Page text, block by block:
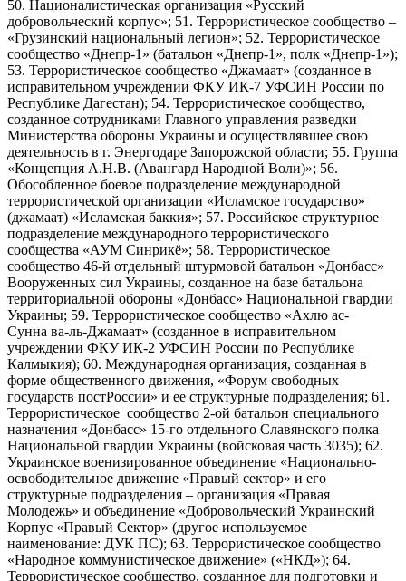
50. Националистическая организация «Русский
добровольческий корпус»; 51. Террористическое сообщество –
«Грузинский национальный легион»; 52. Террористическое
сообщество «Днепр-1» (батальон «Днепр-1», полк «Днепр-1»);
53. Террористическое сообщество «Джамаат» (созданное в
исправительном учреждении ФКУ ИК-7 УФСИН России по
Республике Дагестан); 54. Террористическое сообщество,
созданное сотрудниками Главного управления разведки
Министерства обороны Украины и осуществлявшее свою
деятельность в г. Энергодаре Запорожской области; 55. Группа
«Концепция А.Н.В. (Авангард Народной Воли)»; 56.
Обособленное боевое подразделение международной
террористической организации «Исламское государство»
(джамаат) «Исламская баккия»; 57. Российское структурное
подразделение международного террористического
сообщества «АУМ Синрикё»; 58. Террористическое
сообщество 46-й отдельный штурмовой батальон «Донбасс»
Вооруженных сил Украины, созданное на базе батальона
территориальной обороны «Донбасс» Национальной гвардии
Украины; 59. Террористическое сообщество «Ахлю ас-
Сунна ва-ль-Джамаат» (созданное в исправительном
учреждении ФКУ ИК-2 УФСИН России по Республике
Калмыкия); 60. Международная организация, созданная в
форме общественного движения, «Форум свободных
государств постРоссии» и ее структурные подразделения; 61.
Террористическое сообщество 2-ой батальон специального
назначения «Донбасс» 15-го отдельного Славянского полка
Национальной гвардии Украины (войсковая часть 3035); 62.
Украинское военизированное объединение «Национально-
освободительное движение «Правый сектор» и его
структурные подразделения – организация «Правая
Молодежь» и объединение «Добровольческий Украинский
Корпус «Правый Сектор» (другое используемое
наименование: ДУК ПС); 63. Террористическое сообщество
«Народное коммунистическое движение» («НКД»); 64.
Террористическое сообщество, созданное для подготовки и